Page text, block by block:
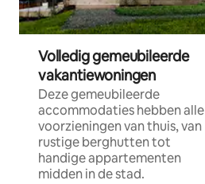
Volledig gemeubileerde
vakantiewoningen
Deze gemeubileerde
accommodaties hebben alle
voorzieningen van thuis, van
rustige berghutten tot
handige appartementen
midden in de stad.